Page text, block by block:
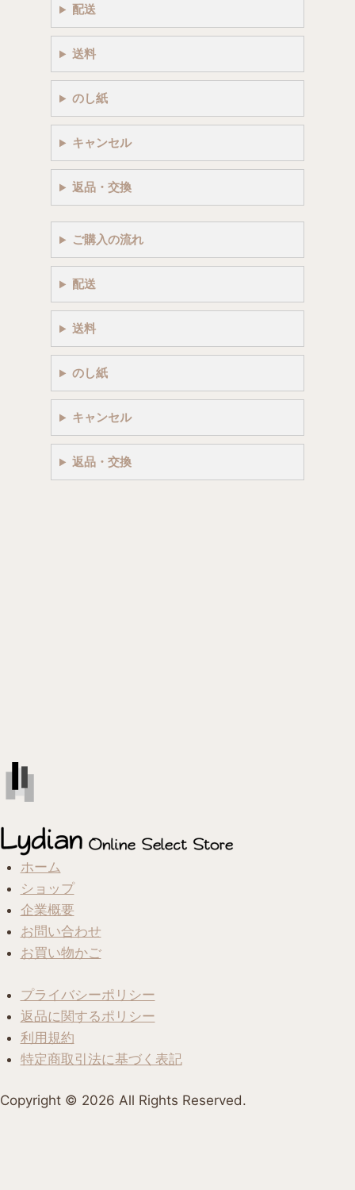
配送
送料
のし紙
キャンセル
返品・交換
ご購入の流れ
配送
送料
のし紙
キャンセル
返品・交換
ホーム
ショップ
企業概要
お問い合わせ
お買い物かご
プライバシーポリシー
返品に関するポリシー
利用規約
特定商取引法に基づく表記
Copyright ©︎ 2026 All Rights Reserved.